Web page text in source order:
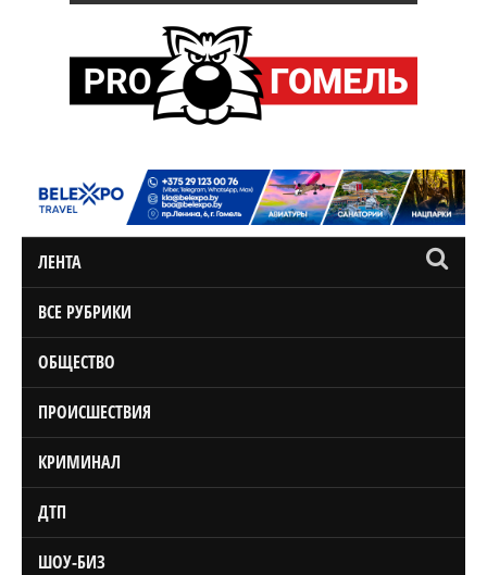
ЛЕНТА
ВСЕ РУБРИКИ
ОБЩЕСТВО
ПРОИСШЕСТВИЯ
КРИМИНАЛ
ДТП
ШОУ-БИЗ